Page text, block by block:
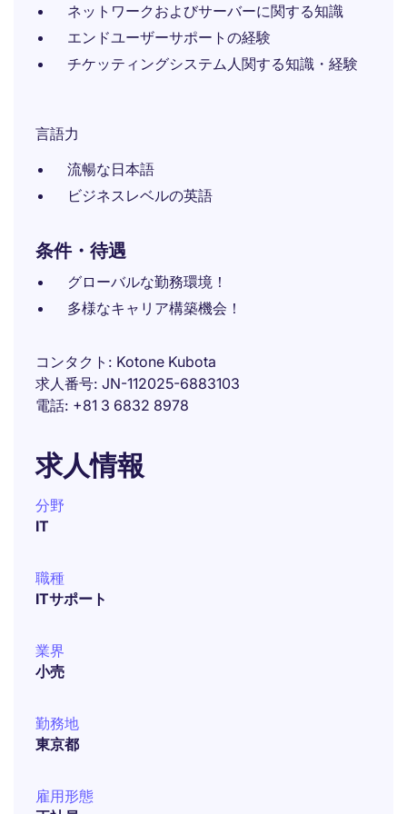
ネットワークおよびサーバーに関する知識
エンドユーザーサポートの経験
チケッティングシステム人関する知識・経験
言語力
流暢な日本語
ビジネスレベルの英語
条件・待遇
グローバルな勤務環境！
多様なキャリア構築機会！
コンタクト
Kotone Kubota
求人番号 JN-112025-6883103
電話 +81 3 6832 8978
求人情報
分野
IT
職種
ITサポート
業界
小売
勤務地
東京都
雇用形態